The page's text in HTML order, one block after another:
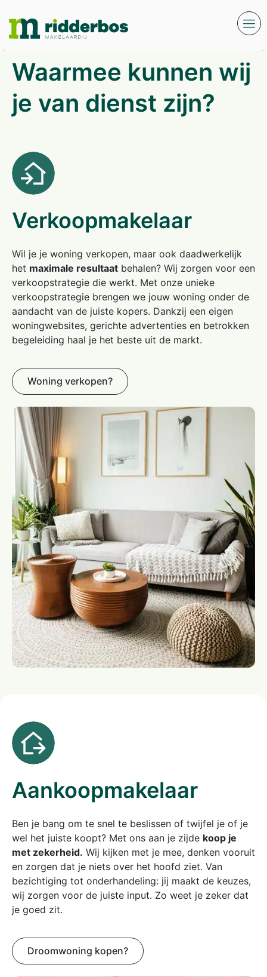
Waarmee kunnen wij
je van dienst zijn?
Verkoopmakelaar
Wil je je woning verkopen, maar ook daadwerkelijk
het maximale resultaat behalen? Wij zorgen voor een
verkoopstrategie die werkt. Met onze unieke
verkoopstrategie brengen we jouw woning onder de
aandacht van de juiste kopers. Dankzij een eigen
woningwebsites, gerichte advertenties en betrokken
begeleiding haal je het beste uit de markt.
Woning verkopen?
Aankoopmakelaar
Ben je bang om te snel te beslissen of twijfel je of je
wel het juiste koopt? Met ons aan je zijde koop je
met zekerheid. Wij kijken met je mee, denken vooruit
en zorgen dat je niets over het hoofd ziet. Van
bezichtiging tot onderhandeling: jij maakt de keuzes,
wij zorgen voor de juiste input. Zo weet je zeker dat
je goed zit.
Droomwoning kopen?